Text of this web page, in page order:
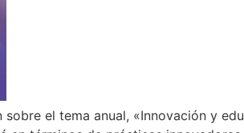
el tema anual, «Innovación y